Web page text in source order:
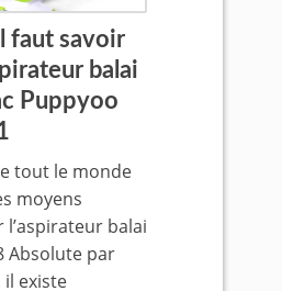
faut savoir
balai
Puppyoo
tout le monde
moyens
l’aspirateur balai
Absolute par
il existe